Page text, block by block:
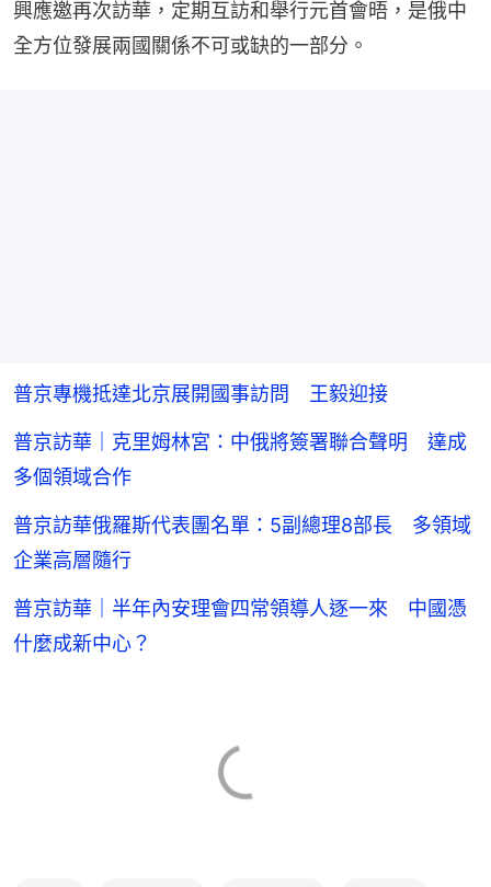
興應邀再次訪華，定期互訪和舉行元首會晤，是俄中
全方位發展兩國關係不可或缺的一部分。
普京專機抵達北京展開國事訪問 王毅迎接
普京訪華｜克里姆林宮：中俄將簽署聯合聲明 達成
多個領域合作
普京訪華俄羅斯代表團名單：5副總理8部長 多領域
企業高層隨行
普京訪華｜半年內安理會四常領導人逐一來 中國憑
什麼成新中心？